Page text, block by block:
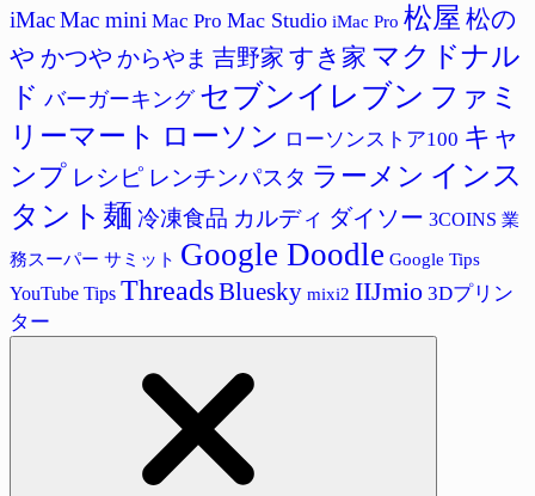
iMacMac mini Mac Pro Mac Studio iMac Pro 松屋 松の
や かつや からやま 吉野家 すき家 マクドナル
ド バーガーキング セブンイレブン ファミ
リーマート ローソン ローソンストア100 キャ
ンプ レシピ レンチンパスタ ラーメン インス
タント麺 冷凍食品 カルディ ダイソー 3COINS 業
務スーパー サミット Google Doodle Google Tips
YouTube Tips ThreadsBluesky mixi2 IIJmio 3Dプリン
ター